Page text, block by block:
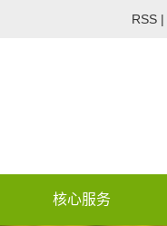
RSS |
核心服务